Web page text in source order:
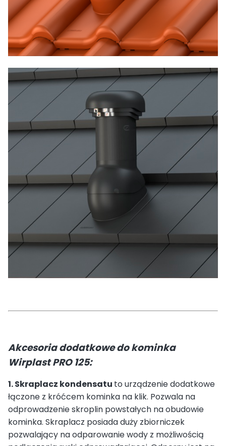
Akcesoria dodatkowe do kominka
Wirplast PRO 125:
1. Skraplacz kondensatu to urządzenie dodatkowe
łączone z króćcem kominka na klik. Pozwala na
odprowadzenie skroplin powstałych na obudowie
kominka. Skraplacz posiada duży zbiorniczek
pozwalający na odparowanie wody z możliwością